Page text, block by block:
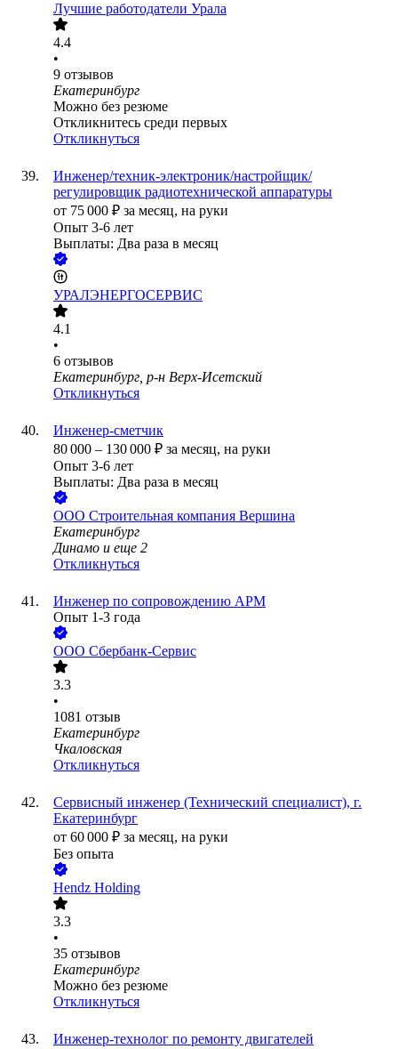
Лучшие работодатели Урала
4.4
•
9 отзывов
Екатеринбург
Можно без резюме
Откликнитесь среди первых
Откликнуться
Инженер/техник-электроник/настройщик/
регулировщик радиотехнической аппаратуры
от 75 000 ₽ за месяц, на руки
Опыт 3-6 лет
Выплаты: Два раза в месяц
УРАЛЭНЕРГОСЕРВИС
4.1
•
6 отзывов
Екатеринбург, р-н Верх-Исетский
Откликнуться
Инженер-сметчик
80 000 – 130 000 ₽ за месяц, на руки
Опыт 3-6 лет
Выплаты: Два раза в месяц
ООО Строительная компания Вершина
Екатеринбург
Динамо и еще 2
Откликнуться
Инженер по сопровождению АРМ
Опыт 1-3 года
ООО Сбербанк-Сервис
3.3
•
1081 отзыв
Екатеринбург
Чкаловская
Откликнуться
Сервисный инженер (Технический специалист), г.
Екатеринбург
от 60 000 ₽ за месяц, на руки
Без опыта
Hendz Holding
3.3
•
35 отзывов
Екатеринбург
Можно без резюме
Откликнуться
Инженер-технолог по ремонту двигателей